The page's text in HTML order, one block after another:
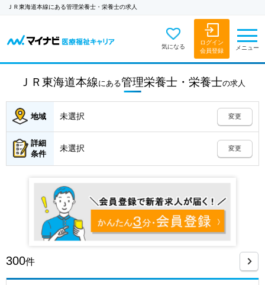
ＪＲ東海道本線にある管理栄養士・栄養士の求人
気になる
ログイン
会員登録
メニュー
ＪＲ東海道本線 にある管理栄養士・栄養士の求人
地域 未選択 変更
詳細
条件
未選択 変更
300件